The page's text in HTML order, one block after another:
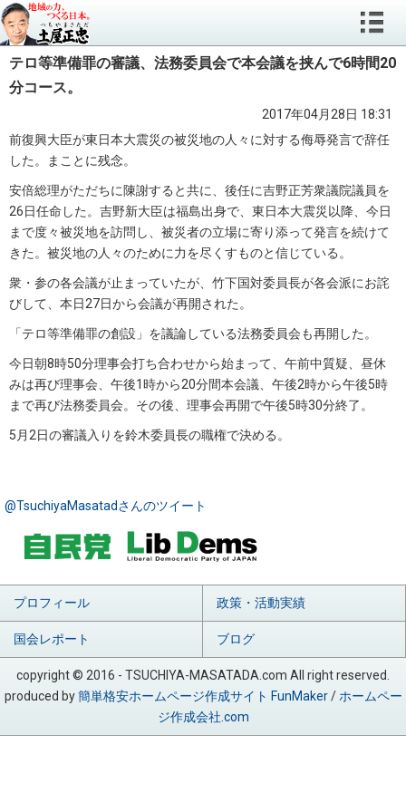
テロ等準備罪の審議、法務委員会で本会議を挟んで6時間20
分コース。
2017年04月28日 18:31
前復興大臣が東日本大震災の被災地の人々に対する侮辱発言で辞任
した。まことに残念。
安倍総理がただちに陳謝すると共に、後任に吉野正芳衆議院議員を
26日任命した。吉野新大臣は福島出身で、東日本大震災以降、今日
まで度々被災地を訪問し、被災者の立場に寄り添って発言を続けて
きた。被災地の人々のために力を尽くすものと信じている。
衆・参の各会議が止まっていたが、竹下国対委員長が各会派にお詫
びして、本日27日から会議が再開された。
「テロ等準備罪の創設」を議論している法務委員会も再開した。
今日朝8時50分理事会打ち合わせから始まって、午前中質疑、昼休
みは再び理事会、午後1時から20分間本会議、午後2時から午後5時
まで再び法務委員会。その後、理事会再開で午後5時30分終了。
5月2日の審議入りを鈴木委員長の職権で決める。
@TsuchiyaMasatadさんのツイート
プロフィール 政策・活動実績
国会レポート ブログ
copyright © 2016 - TSUCHIYA-MASATADA.com All right reserved.
produced by簡単格安ホームページ作成サイト FunMaker/ ホームペー
ジ作成会社.com